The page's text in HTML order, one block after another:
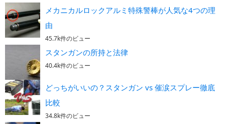
メカニカルロックアルミ特殊警棒が人気な4つの理
由
45.7k件のビュー
スタンガンの所持と法律
40.4k件のビュー
どっちがいいの？スタンガン vs 催涙スプレー徹底
比較
34.8k件のビュー